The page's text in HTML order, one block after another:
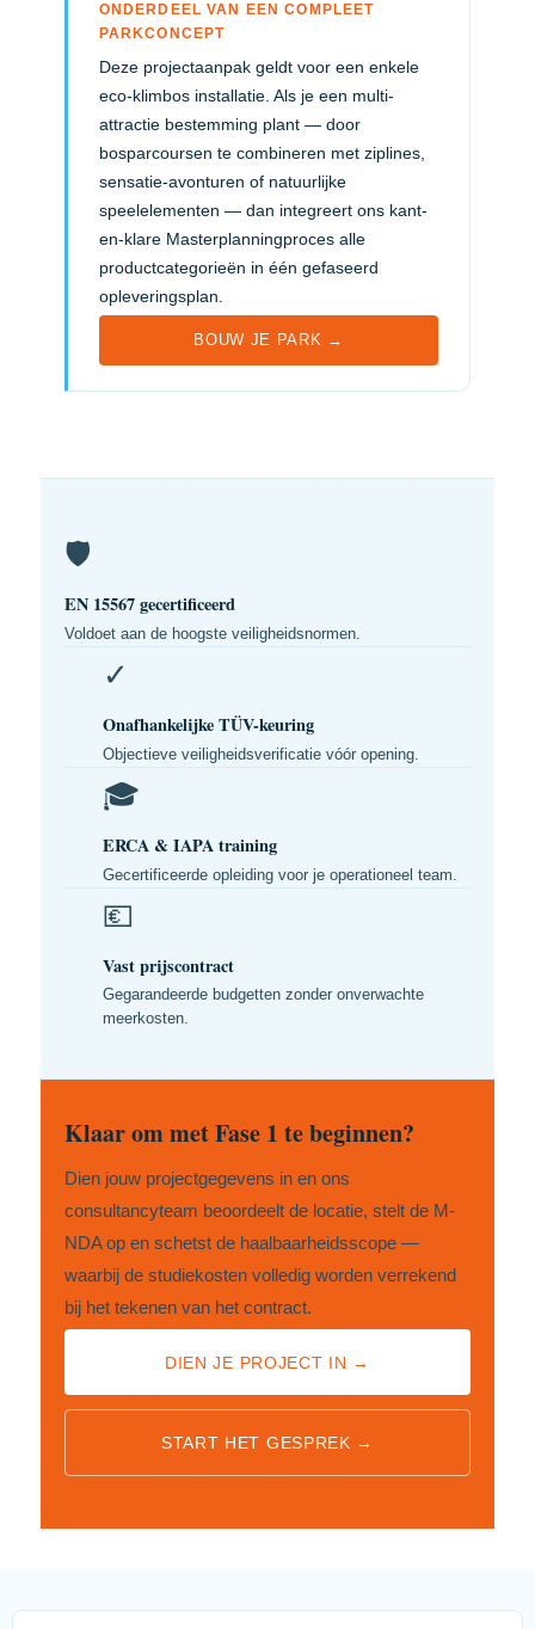
ONDERDEEL VAN EEN COMPLEET
PARKCONCEPT
Deze projectaanpak geldt voor een enkele
eco-klimbos installatie. Als je een multi-
attractie bestemming plant — door
bosparcoursen te combineren met ziplines,
sensatie-avonturen of natuurlijke
speelelementen — dan integreert ons kant-
en-klare Masterplanningproces alle
productcategorieën in één gefaseerd
opleveringsplan.
BOUW JE PARK →
🛡️
EN 15567 gecertificeerd
Voldoet aan de hoogste veiligheidsnormen.
✓
Onafhankelijke TÜV-keuring
Objectieve veiligheidsverificatie vóór opening.
🎓
ERCA & IAPA training
Gecertificeerde opleiding voor je operationeel team.
💶
Vast prijscontract
Gegarandeerde budgetten zonder onverwachte
meerkosten.
Klaar om met Fase 1 te beginnen?
Dien jouw projectgegevens in en ons
consultancyteam beoordeelt de locatie, stelt de M-
NDA op en schetst de haalbaarheidsscope —
waarbij de studiekosten volledig worden verrekend
bij het tekenen van het contract.
DIEN JE PROJECT IN →
START HET GESPREK →